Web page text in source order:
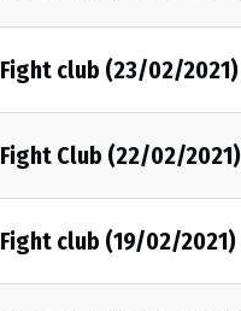
Fight club (23/02/2021)
Fight Club (22/02/2021)
Fight club (19/02/2021)